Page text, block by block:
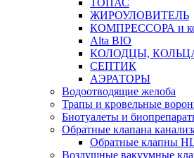
ТОПАС
ЖИРОУЛОВИТЕЛЬ
КОМПРЕССОРА и
Alta BIO
КОЛОДЦЫ,
СЕПТИК
АЭРАТОРЫ
Водоотводящие желоба
Трапы и кровельные
Биотуалеты и
Обратные клапана
Обратные клапны
Воздушные вакуумные